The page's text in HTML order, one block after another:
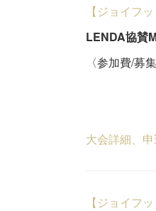
【ジョイフ
LENDA協賛
〈参加費/
一般
５
大会詳細、
【ジョイフ